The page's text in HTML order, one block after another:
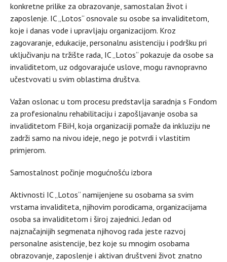
konkretne prilike za obrazovanje, samostalan život i
zaposlenje. IC „Lotos“ osnovale su osobe sa invaliditetom,
koje i danas vode i upravljaju organizacijom. Kroz
zagovaranje, edukacije, personalnu asistenciju i podršku pri
uključivanju na tržište rada, IC „Lotos“ pokazuje da osobe sa
invaliditetom, uz odgovarajuće uslove, mogu ravnopravno
učestvovati u svim oblastima društva.
Važan oslonac u tom procesu predstavlja saradnja s Fondom
za profesionalnu rehabilitaciju i zapošljavanje osoba sa
invaliditetom FBiH, koja organizaciji pomaže da inkluziju ne
zadrži samo na nivou ideje, nego je potvrdi i vlastitim
primjerom.
Samostalnost počinje mogućnošću izbora
Aktivnosti IC „Lotos“ namijenjene su osobama sa svim
vrstama invaliditeta, njihovim porodicama, organizacijama
osoba sa invaliditetom i široj zajednici. Jedan od
najznačajnijih segmenata njihovog rada jeste razvoj
personalne asistencije, bez koje su mnogim osobama
obrazovanje, zaposlenje i aktivan društveni život znatno